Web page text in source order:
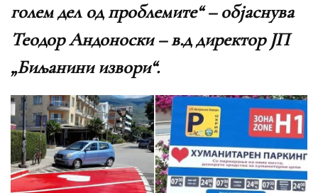
голем дел од проблемите“ – објаснува
Теодор Андоноски – в.д директор ЈП
„Биљанини извори“.